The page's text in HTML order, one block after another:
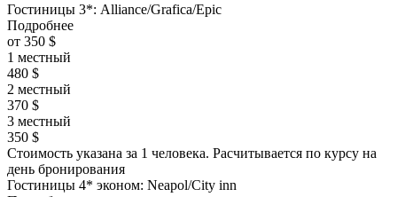
Гостиницы 3*: Alliance/Grafica/Epic
Подробнее
от 350 $
1 местный
480 $
2 местный
370 $
3 местный
350 $
Стоимость указана за 1 человека. Расчитывается по курсу на
день бронирования
Гостиницы 4* эконом: Neapol/City inn